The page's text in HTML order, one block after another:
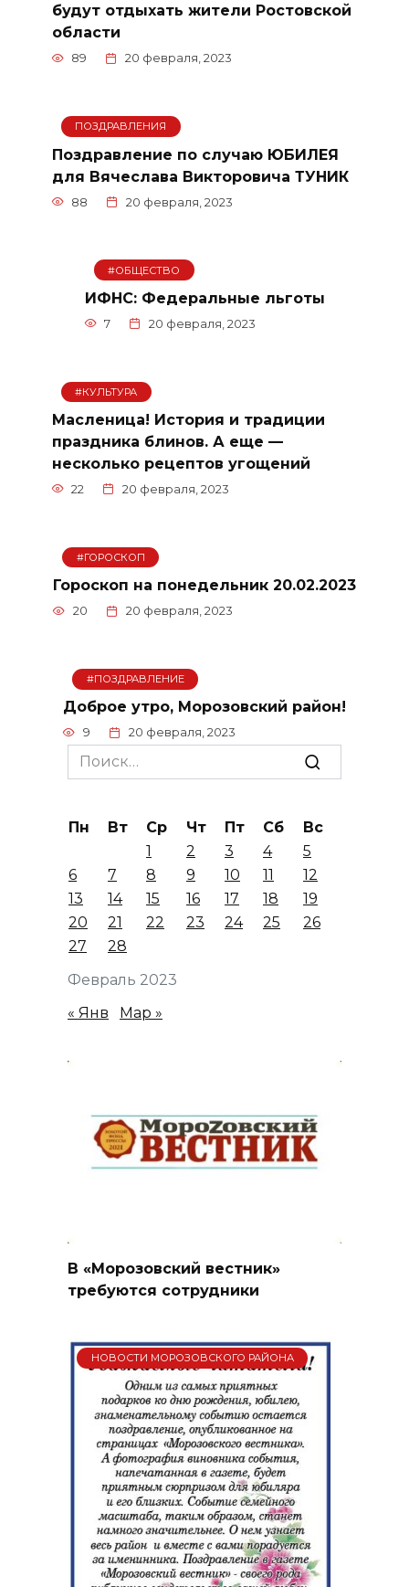
будут отдыхать жители Ростовской
области
89 20 февраля, 2023
ПОЗДРАВЛЕНИЯ
Поздравление по случаю ЮБИЛЕЯ
для Вячеслава Викторовича ТУНИК
88 20 февраля, 2023
#ОБЩЕСТВО
ИФНС: Федеральные льготы
7 20 февраля, 2023
#КУЛЬТУРА
Масленица! История и традиции
праздника блинов. А еще —
несколько рецептов угощений
22 20 февраля, 2023
#ГОРОСКОП
Гороскоп на понедельник 20.02.2023
20 20 февраля, 2023
#ПОЗДРАВЛЕНИЕ
Доброе утро, Морозовский район!
9 20 февраля, 2023
Search
for:
Февраль 2023
Пн Вт Ср Чт Пт Сб
Вс
1
2 3 4
5
6
7 8 9 10 11
12
13
14 15 16 17 18
19
20
21 22 23 24 25
26
27
28
« Янв Мар »
В «Морозовский вестник»
требуются сотрудники
НОВОСТИ МОРОЗОВСКОГО РАЙОНА